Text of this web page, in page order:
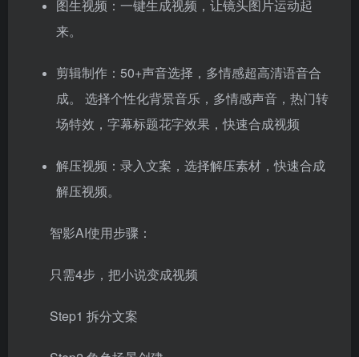
图生视频：一键生成视频，让镜头图片运动起
来。
剪辑制作：50+声音选择，多情感超高清语音合
成。 选择个性化背景音乐，多情感声音，热门转
场特效，字幕标题花字效果，快速合成视频
解压视频：录入文案，选择解压素材，快速合成
解压视频。
智影AI使用步骤：
只需4步，把小说变成视频
Step1 拆分文案